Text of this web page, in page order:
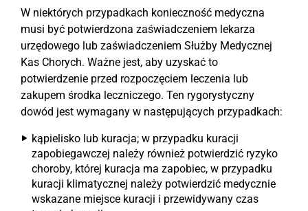
W niektórych przypadkach konieczność medyczna
musi być potwierdzona zaświadczeniem lekarza
urzędowego lub zaświadczeniem Służby Medycznej
Kas Chorych. Ważne jest, aby uzyskać to
potwierdzenie przed rozpoczęciem leczenia lub
zakupem środka leczniczego. Ten rygorystyczny
dowód jest wymagany w następujących przypadkach:
kąpielisko lub kuracja; w przypadku kuracji
zapobiegawczej należy również potwierdzić ryzyko
choroby, której kuracja ma zapobiec, w przypadku
kuracji klimatycznej należy potwierdzić medycznie
wskazane miejsce kuracji i przewidywany czas